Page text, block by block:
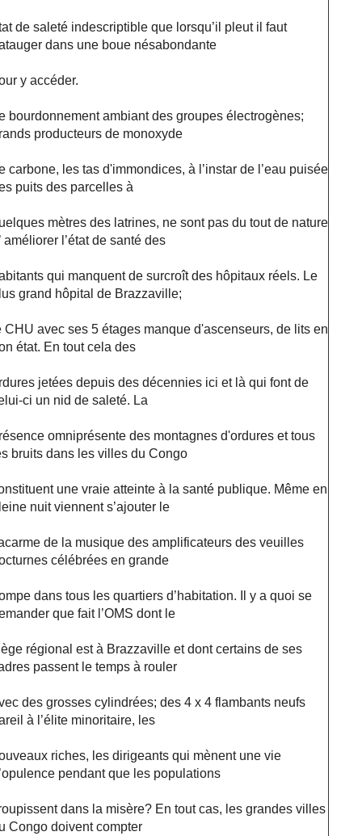
de saleté indescriptible que lorsqu’il pleut il faut
dans une boue nésabondante
y accéder.
bourdonnement ambiant des groupes électrogènes;
producteurs de monoxyde
carbone, les tas d'immondices, à l’instar de l’eau puisée
puits des parcelles à
mètres des latrines, ne sont pas du tout de nature
améliorer l’état de santé des
qui manquent de surcroît des hôpitaux réels. Le
grand hôpital de Brazzaville;
CHU avec ses 5 étages manque d'ascenseurs, de lits en
état. En tout cela des
jetées depuis des décennies ici et là qui font de
ci un nid de saleté. La
omniprésente des montagnes d'ordures et tous
bruits dans les villes du Congo
une vraie atteinte à la santé publique. Même en
nuit viennent s’ajouter le
de la musique des amplificateurs des veuilles
célébrées en grande
dans tous les quartiers d’habitation. Il y a quoi se
que fait l’OMS dont le
régional est à Brazzaville et dont certains de ses
passent le temps à rouler
des grosses cylindrées; des 4 x 4 flambants neufs
à l’élite minoritaire, les
riches, les dirigeants qui mènent une vie
pendant que les populations
dans la misère? En tout cas, les grandes villes
Congo doivent compter